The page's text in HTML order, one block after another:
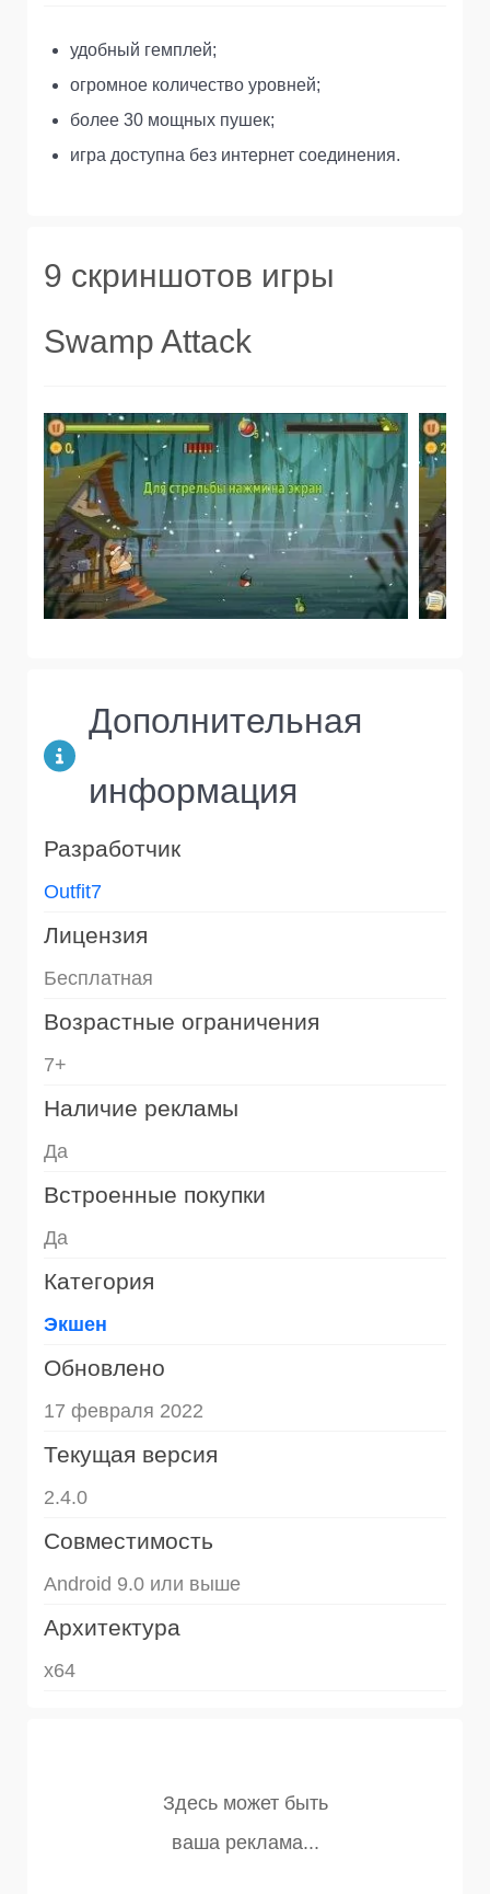
удобный гемплей;
огромное количество уровней;
более 30 мощных пушек;
игра доступна без интернет соединения.
9 скриншотов игры
Swamp Attack
Дополнительная
информация
Разработчик
Outfit7
Лицензия
Бесплатная
Возрастные ограничения
7+
Наличие рекламы
Да
Встроенные покупки
Да
Категория
Экшен
Обновлено
17 февраля 2022
Текущая версия
2.4.0
Совместимость
Android 9.0 или выше
Архитектура
x64